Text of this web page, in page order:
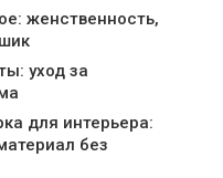
женственность,
уход за
для интерьера:
без